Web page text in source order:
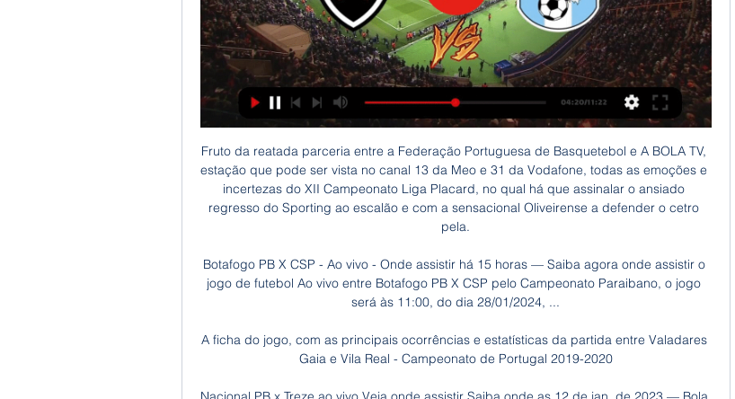
Fruto da reatada parceria entre a Federação Portuguesa de Basquetebol e A BOLA TV, estação que pode ser vista no canal 13 da Meo e 31 da Vodafone, todas as emoções e incertezas do XII Campeonato Liga Placard, no qual há que assinalar o ansiado regresso do Sporting ao escalão e com a sensacional Oliveirense a defender o cetro pela.

Botafogo PB X CSP - Ao vivo - Onde assistir há 15 horas — Saiba agora onde assistir o jogo de futebol Ao vivo entre Botafogo PB X CSP pelo Campeonato Paraibano, o jogo será às 11:00, do dia 28/01/2024, ...

A ficha do jogo, com as principais ocorrências e estatísticas da partida entre Valadares Gaia e Vila Real - Campeonato de Portugal 2019-2020

Nacional PB x Treze ao vivo Veja onde assistir Saiba onde as 12 de jan. de 2023 — Bola rola às 20h desta quinta-feira, no José Cavalcanti, em Patos, pela segunda rodada do Campeonato Paraibano.

Resultados entre Botafogo-PB e CSP nos últimos dez há 2 dias — Nas últimas dez partidas dez partidas entre Botafogo-PB e CSP, pelo Campeonato Paraibano da Primeira Divisão de 2024, os botafoguenses ...

postos de vacinaÇÃo contra a febre amarela regional de CAMPINAS - GVE XVII Obs: Para visualizar os locais de emissão de Certificado clique no link abaixo:

O melhor ataque da prova até ao momento é o Vitória com 93,3 PPG (sendo que a sua marca está claramente inflacionada pelos 113 pontos marcados à Ovarense) a Oliveirense é 2ª com 93 PPG e o Benfica 3º com 89,9 PPG. No aspeto defensivo a Oliveirense tem a melhor defesa do campeonato com 73,8 PPG, seguida pelo Benfica com 76,6 PPG.

Conheça o Cartão Internacional pré-pago da Acesso, sua vida financeira será mais simples, com controle e maior gestão do seu dinheiro. Reinvente-se!

Assista AO VIVO Santos e XV de Piracicaba no PFC às 18:20 no PREMIERE 2. Assinantes dos canais PFC assistem a partida com exclusividade. ASSISTA AQUI! OPÇÃO 1 OPÇÃO 2 OPÇÃO 3

Rome2rio facilita as viagens de Barra da Tijuca a Cidade Nova. Rome2rio é uma ferramenta de informações de viagem porta a porta e reservas que ajuda você a ir de e para qualquer lugar do mundo. Encontre todas as opções de transporte para sua viagem de Barra da Tijuca para Cidade Nova bem aqui.

AO VIVO - BOTAFOGO-PB X CSP - YouTube YouTube YouTube YouTube Futebol ao Vivo PB 10 horas atrás 10 horas atrás

Rio Ave e Vitória de Setúbal empataram hoje 1-1, no derradeiro jogo da 17.ª jornada da I Liga portuguesa de futebol, a última da primeira volta, disputado em Vila do Conde. Os anfitriões adiantaram-se no marcador com um golo de Galeno, aos 27 minutos, e …

Os gols de América-MG 2 x 3 Cruzeiro pela semifinal do Campeonato Mineiro. MENU. sportv. Futebol Nacional. MENU. sportv. Futebol Nacional. home; programação; na TV. na TV. Os gols de América-MG 2 x 3 Cruzeiro pela semifinal do Campeonato Mineiro.. Melhores momentos de Cuiabá 2 x 0 Bragantino pela 32ª rodada da Série B do Brasileiro

Tendo a autarquia de Lagos a convicção de que “esta mudança de paradigma obriga a adotar medidas capazes de requalificar e converter os espaços públicos existentes em ambientes dinâmicos e conectados”, foi decidido avançar com o projeto, pretendendo-se assim “apoiar todos os visitantes a usufruírem o mais possível das valências.

Botafogo-PB x CSP AO VIVO: veja onde ASSISTIR O amistoso 15 de dez. de 2022 — Assistir Botafogo-PB x CSP AO VIVO Acompanhe o jogo entre Botafogo-PB x CSP pela rádio ou perfil oficial do Botafogo no Twtter, Botafogo-PB e ...

Mas, mesmo vencendo este domingo, o Nacional continuaria na zona de rebaixamento, uma vez que passaria a somar 30 pontos, no 17.º posto. O Desportivo de Chaves, a primeira equipa fora da 'linha de água', tem 32. Já o Benfica vai enfrentar um tranquilo Rio Ave, a viver …

A política de 'caça' a criminosos do Rio consegue distinguir quem é inocente? Retórica de Witzel estimula ações policiais que podem ser fatais para quem vive em comunidades — como o Alemão de Ágatha.

A Oliveirense conquistou a Taça de Portugal de hóquei em patins, depois de bater em casa, na final, o Benfica, por 4-2. Esta foi a quarta Taça de Portugal conquistada pela Oliveirense, que ontem deixou pelo caminho o Riba d’Ave nas meias-finais da prova.

O DJ considerado por costumers o mais experiente em pistas de dança internacionais e nacionais. Possui equipe própria de som e iluminação, favorecendo a tranqüilidade do cliente. É DJ free de 5 boates em São Paulo e Rio de Janeiro atualmente .É o preferido de grandes empresas: TIM, Vale, etc.. Vale lembrar que apenas 5% das empresas de.

Disputou-se neste último sábado (24/03/2018) o encontro entre as equipas do CC Currelos e do CD Alcains a contar para o Campeonato Nacional de Ténis de Mesa 2ª Divisão, Zona Centro. Currelos venceu por um claro 4-0, mantendo-se assim em primeiro lugar da série, com mais um encontro disputado relativamente ao segundo classificado.

Toda a informação sobre União Desportiva Oliveirense. Jogos, jogadores, estatísticas, transferências, palmarés, notícias, vídeos e muito mais!

O EC São Bernardo conquistou a sua segunda vitória na Copa Paulista de 2019. Jogando no Estádio Leonardo Barbieri, em Águas de Lindoia, pela quarta rodada do Gripo 4 da primeira fase da competição, o Cachorrão bateu a Ponte Preta, que joga a competição com um time sub-23, pelo placar de 2 a 0.

CSP x Botafogo-PB AO VIVO: saiba ASSISTIR AO VIVO E 13 de fev. de 2023 — Assistir CSP x Botafogo-PB ao vivo pelo Campeonato Paraibano 2023, o Campeonato terá transmissão de todos os jogos no Pay-per-view do Jornal ...

O jogo de hoje entre América Mineiro x Operário-PR será transmitido ao vivo pelo canal Premier. Já para quem prefere assistir ao jogos do Brasileirão serie b, online a partir do celular ou tablet, os mesmos canais citados acima, possuem os seus aplicativos oficiais para transmissão via internet.

Conhecer Homem Olhão Site de namoro online no Algarve, chat online e encontros de adultos, solteiros e casais. Cadastre-se GRÁTIS e encontre homens e mulheres que procuram namorada e namorado no Algarve. Webcam chat disponível. Encontros amorosos para homem e mulher no Algarve

Porteiro – Condomínio – Escala 12×36 – Bonsucesso Rio Vagas 273 Visualizações Rio oportunidade o seu melhor site de Vagas e Empregos do Rio de Janeiro.

Vagas de emprego novas para Ajudante de motorista em Barra, BA. Vagas de período integral, temporário ou meio período. Salário competitivo. E-mail com alerta de vagas. O modo grátis, rápido e eficaz para achar empregos entre 258.000+ vagas de emprego na região de Barra…

Acompanhantes RJ e Garotas de Programa na Tijuca Todos os ensaios fotográficos das modelos estão aqui!!! Contatos – (21) 99887-2829 / 98176-0485

Bom, pensei em tudo que leio que a Morgana pediu pra postar e tal, e geralmente é coisa muito grande, o que gerariam post enormes (como o meu primeiro hehe), então optei por, por enquanto, postar posts pequenos, de descobertas já comprovadas e tal, seguindo a linha da seção "Me explica essa p****".

Comparação de odds Ponte Preta EC São Bernardo SP de 14/07/2019, entre as melhores casas de apostas para apostar, e venha assistir Futebol ao vivo com nosso serviço livescore

Botafogo-PB x CSP ao vivo: onde assistir o Campeonato há 7 horas — Onde assistir Botafogo-PB x CSP ao vivo. Em resumo, o duelo não terá transmissão com imagens para o Brasil. Data: Domingo, 28 de Janeiro de 2024 ...

No regresso dos balneários, o Moreirense veio determinado a chegar ao golo e dificultou, em parte, a vida à equipa da casa. Porém, à passagem do minuto 58, o árbitro da partida marcou grande penalidade a favor do Sporting, após uma entrada na área sob o argelino Islam Slimani.

São Paulo e Grêmio ao vivo 24/07/2017 Transmissão. São Paulo e Grêmio ao vivo 24/07/2017 Transmissão Visualizações: Thvinic domingo, 23 de julho de 2017 Brasileirão série A , Grêmio , horario do jogo , São Paulo , Serie A , transmissão ao vivo Fechado para o Jogo desta Segunda-feira ás 20h no.

As três partidas que estão marcadas serão disputadas contra os elencos sub-23 dos adversários, sendo realizadas nos respectivos centros de treinamentos. Todos os jogos têm a transmissão anunciada pela Grêmio TV, ao vivo. *Confira abaixo a lista de amistosos. 14/03 - 16h - Louletano/POR 0 x 2 Grêmio. 18/03 - 8h - Bétis/ESP 2 x 3 Grêmio

ONGS de Proteção de Animais em Criciúma | Como ajudar? Comprando através da Risü, parte do valor de suas compras online (em mais de 300 lojas) se transforma em doação para uma ONG de Proteção de Animais em Criciúma a sua escolha, sem que você pague nada a mais por isso.

Guarulhos, SP, 06 (AFI) - Após 52 dias, o Flamengo vai estrear no Campeonato Paulista da Segunda Divisão. Neste domingo, o Rubro-negro Guarulhense recebe o Mauá Futebol, às 10 horas, no Ninho do Corvo, em Guarulhos.

Abel Braga é novo técnico do Flamengo - Varela Notícias - Conectado aos Baianos Portal de Notícias de Salvador Bahia Brasil que oferece informação precisa e de qualidade sobre os assuntos mais relevantes do Estado. Tudo sobre política, polícia, esportes, social, entretenimento e variedade você encontra aqui.

assista, ao vivo, aos jogos da rodada final da 1ª fase 12 de mar. de 2023 — Nacional de Patos x Botafogo-PB. CLIQUE AQUI para assistir à partida Sousa x CSP. CLIQUE AQUI para assistir à partida no Marizão. São Paulo ...

São Bernardo U20 More info: Sat: 16/06/18: PAU: São Bernardo U20 1 - 4 Santo André U20 More info: Wed: 20/06/18: PAU: Água Santa U20 6 - 0 São Bernardo U20 More info: Sat: 23/06/18: PAU: Santos U20

Flamengo x Santos se enfrentam neste sábado (14), às 17h00 (hora de Brasília), em jogo válido pela 19ª rodada do Campeonato Brasileiro. O duelo acontece no Maracanã, em Rio de Janeiro. O Flamengo é o atual líder com 39 pontos, dois a mais do que o Santos. Com 37 pontos, dois a menos que o

A Opel não assume qualquer responsabilidade por prejuízos, danos materiais ou pessoais que possam advir direta ou indiretamente do acesso a este site e/ou da utilização da informação nele contida. É possível que ocorram a